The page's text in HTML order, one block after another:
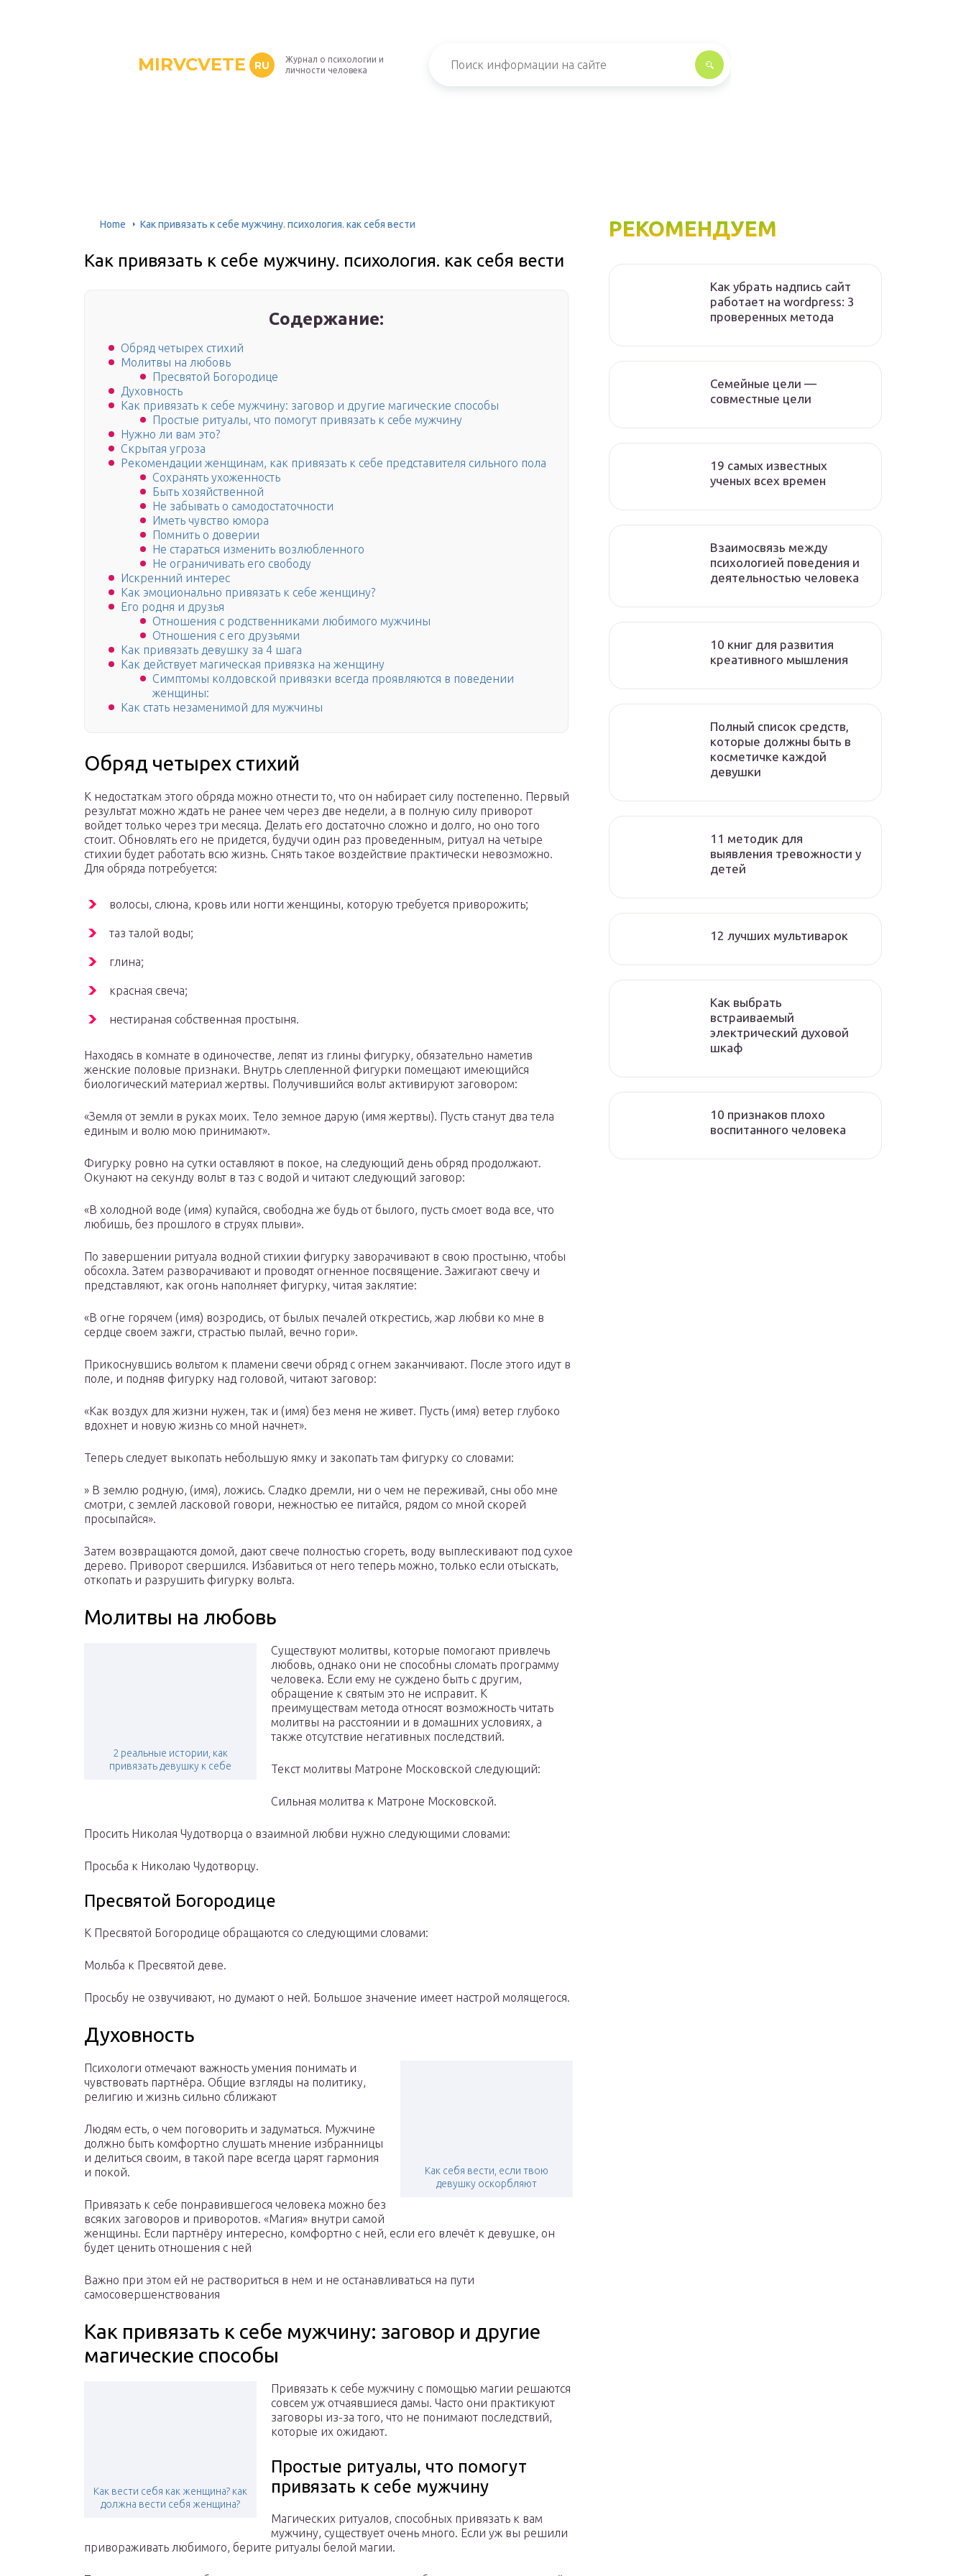
MIRVCVETE RU
Журнал о психологии и
личности человека
Home Как привязать к себе мужчину. психология. как себя вести
Как привязать к себе мужчину. психология. как себя вести
Содержание:
Обряд четырех стихий
Молитвы на любовь
Пресвятой Богородице
Духовность
Как привязать к себе мужчину: заговор и другие магические способы
Простые ритуалы, что помогут привязать к себе мужчину
Нужно ли вам это?
Скрытая угроза
Рекомендации женщинам, как привязать к себе представителя сильного пола
Сохранять ухоженность
Быть хозяйственной
Не забывать о самодостаточности
Иметь чувство юмора
Помнить о доверии
Не стараться изменить возлюбленного
Не ограничивать его свободу
Искренний интерес
Как эмоционально привязать к себе женщину?
Его родня и друзья
Отношения с родственниками любимого мужчины
Отношения с его друзьями
Как привязать девушку за 4 шага
Как действует магическая привязка на женщину
Симптомы колдовской привязки всегда проявляются в поведении
женщины:
Как стать незаменимой для мужчины
Обряд четырех стихий
К недостаткам этого обряда можно отнести то, что он набирает силу постепенно. Первый
результат можно ждать не ранее чем через две недели, а в полную силу приворот
войдет только через три месяца. Делать его достаточно сложно и долго, но оно того
стоит. Обновлять его не придется, будучи один раз проведенным, ритуал на четыре
стихии будет работать всю жизнь. Снять такое воздействие практически невозможно.
Для обряда потребуется:
волосы, слюна, кровь или ногти женщины, которую требуется приворожить;
таз талой воды;
глина;
красная свеча;
нестираная собственная простыня.
Находясь в комнате в одиночестве, лепят из глины фигурку, обязательно наметив
женские половые признаки. Внутрь слепленной фигурки помещают имеющийся
биологический материал жертвы. Получившийся вольт активируют заговором:
«Земля от земли в руках моих. Тело земное дарую (имя жертвы). Пусть станут два тела
единым и волю мою принимают».
Фигурку ровно на сутки оставляют в покое, на следующий день обряд продолжают.
Окунают на секунду вольт в таз с водой и читают следующий заговор:
«В холодной воде (имя) купайся, свободна же будь от былого, пусть смоет вода все, что
любишь, без прошлого в струях плыви».
По завершении ритуала водной стихии фигурку заворачивают в свою простыню, чтобы
обсохла. Затем разворачивают и проводят огненное посвящение. Зажигают свечу и
представляют, как огонь наполняет фигурку, читая заклятие:
«В огне горячем (имя) возродись, от былых печалей открестись, жар любви ко мне в
сердце своем зажги, страстью пылай, вечно гори».
Прикоснувшись вольтом к пламени свечи обряд с огнем заканчивают. После этого идут в
поле, и подняв фигурку над головой, читают заговор:
«Как воздух для жизни нужен, так и (имя) без меня не живет. Пусть (имя) ветер глубоко
вдохнет и новую жизнь со мной начнет».
Теперь следует выкопать небольшую ямку и закопать там фигурку со словами:
» В землю родную, (имя), ложись. Сладко дремли, ни о чем не переживай, сны обо мне
смотри, с землей ласковой говори, нежностью ее питайся, рядом со мной скорей
просыпайся».
Затем возвращаются домой, дают свече полностью сгореть, воду выплескивают под сухое
дерево. Приворот свершился. Избавиться от него теперь можно, только если отыскать,
откопать и разрушить фигурку вольта.
Молитвы на любовь
2 реальные истории, как
привязать девушку к себе
Существуют молитвы, которые помогают привлечь
любовь, однако они не способны сломать программу
человека. Если ему не суждено быть с другим,
обращение к святым это не исправит. К
преимуществам метода относят возможность читать
молитвы на расстоянии и в домашних условиях, а
также отсутствие негативных последствий.
Текст молитвы Матроне Московской следующий:
Сильная молитва к Матроне Московской.
Просить Николая Чудотворца о взаимной любви нужно следующими словами:
Просьба к Николаю Чудотворцу.
Пресвятой Богородице
К Пресвятой Богородице обращаются со следующими словами:
Мольба к Пресвятой деве.
Просьбу не озвучивают, но думают о ней. Большое значение имеет настрой молящегося.
Духовность
Как себя вести, если твою
девушку оскорбляют
Психологи отмечают важность умения понимать и
чувствовать партнёра. Общие взгляды на политику,
религию и жизнь сильно сближают
Людям есть, о чем поговорить и задуматься. Мужчине
должно быть комфортно слушать мнение избранницы
и делиться своим, в такой паре всегда царят гармония
и покой.
Привязать к себе понравившегося человека можно без
всяких заговоров и приворотов. «Магия» внутри самой
женщины. Если партнёру интересно, комфортно с ней, если его влечёт к девушке, он
будет ценить отношения с ней
Важно при этом ей не раствориться в нем и не останавливаться на пути
самосовершенствования
Как привязать к себе мужчину: заговор и другие
магические способы
Как вести себя как женщина? как
должна вести себя женщина?
Привязать к себе мужчину с помощью магии решаются
совсем уж отчаявшиеся дамы. Часто они практикуют
заговоры из-за того, что не понимают последствий,
которые их ожидают.
Простые ритуалы, что помогут
привязать к себе мужчину
Магических ритуалов, способных привязать к вам
мужчину, существует очень много. Если уж вы решили
привораживать любимого, берите ритуалы белой магии.
РЕКОМЕНДУЕМ
Как убрать надпись сайт
работает на wordpress: 3
проверенных метода
Семейные цели —
совместные цели
19 самых известных
ученых всех времен
Взаимосвязь между
психологией поведения и
деятельностью человека
10 книг для развития
креативного мышления
Полный список средств,
которые должны быть в
косметичке каждой
девушки
11 методик для
выявления тревожности у
детей
12 лучших мультиварок
Как выбрать
встраиваемый
электрический духовой
шкаф
10 признаков плохо
воспитанного человека